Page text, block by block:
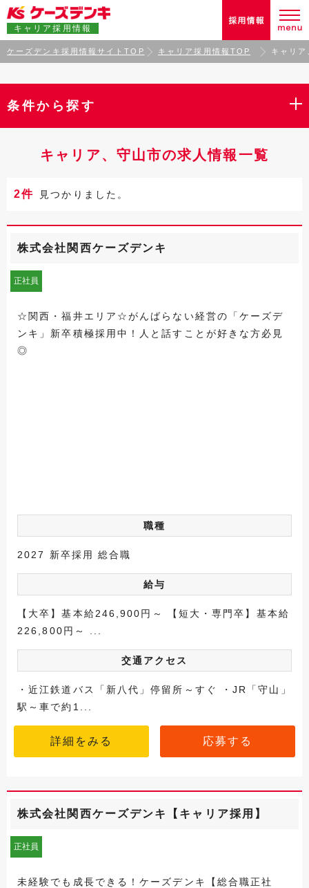
キャリア採用情報
ケーズデンキ採用情報サイトTOP キャリア採用情報TOP キャリ
条件から探す
キャリア、守山市の求人情報一覧
2件 見つかりました。
株式会社関西ケーズデンキ
正社員
☆関西・福井エリア☆がんばらない経営の「ケーズデ
ンキ」新卒積極採用中！人と話すことが好きな方必見
◎
職種
2027 新卒採用 総合職
給与
【大卒】基本給246,900円～ 【短大・専門卒】基本給
226,800円～ ...
交通アクセス
・近江鉄道バス「新八代」停留所～すぐ ・JR「守山」
駅～車で約1...
詳細をみる 応募する
株式会社関西ケーズデンキ【キャリア採用】
正社員
未経験でも成長できる！ケーズデンキ【総合職正社